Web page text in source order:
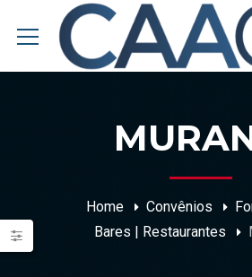
Home Convênios
Bares | Restaurantes